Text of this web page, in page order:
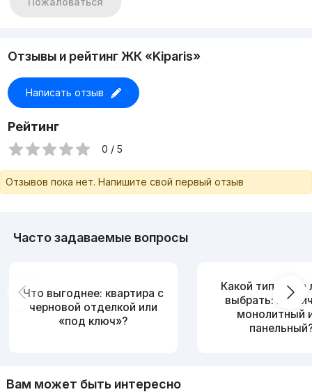
Отзывы и рейтинг ЖК «Kiparis»
Написать отзыв
Рейтинг
0 / 5
Отзывов пока нет. Напишите свой первый отзыв
Часто задаваемые вопросы
Что выгоднее: квартира с
черновой отделкой или
«под ключ»?
Какой тип дома
выбрать:
монолитный
Вам может быть интересно